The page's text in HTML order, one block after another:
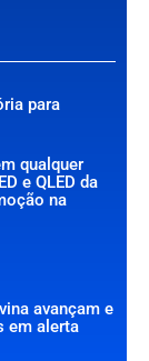
para
qualquer
e QLED da
na
avançam e
em alerta